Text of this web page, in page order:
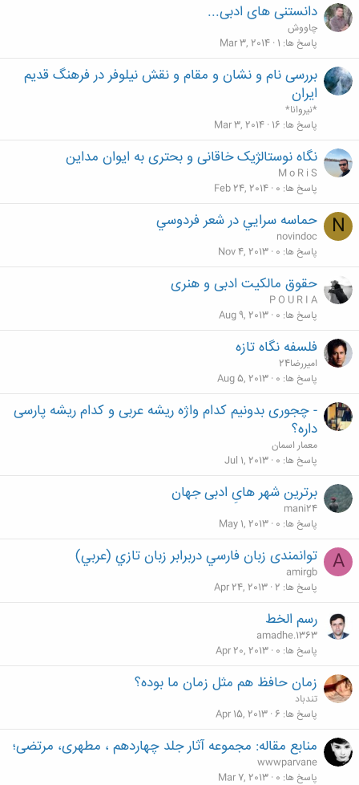
دانستنی های ادبی...
چاووش
پاسخ ها 1
Mar 3, 2014
بررسی نام و نشان و مقام و نقش نیلوفر در فرهنگ قدیم
ایران
*نيروانا*
پاسخ ها 16
Mar 3, 2014
نگاه نوستالژیک خاقانی و بحتری به ایوان مداین
M o R i S
پاسخ ها 0
Feb 24, 2014
N حماسه سرايي در شعر فردوسي
novindoc
پاسخ ها 0
Nov 4, 2013
حقوق مالکیت ادبی و هنری
P O U R I A
پاسخ ها 0
Aug 9, 2013
فلسفه نگاه تازه
امیررضا24
پاسخ ها 0
Aug 5, 2013
- چجوری بدونیم کدام واژه ریشه عربی و کدام ریشه پارسی
داره؟
معمار اسمان
پاسخ ها 0
Jul 1, 2013
برترین شهر هایِ ادبی جهان
mani24
پاسخ ها 0
May 1, 2013
A توانمندی زبان فارسي دربرابر زبان تازي (عربي)
amirgb
پاسخ ها 2
Apr 24, 2013
رسم الخط
amadhe.1363
پاسخ ها 0
Apr 20, 2013
زمان حافظ هم مثل زمان ما بوده؟
تندباد
پاسخ ها 6
Apr 15, 2013
منابع مقاله: مجموعه آثار جلد چهاردهم ، مطهری، مرتضی؛
wwwparvane
پاسخ ها 0
Mar 7, 2013